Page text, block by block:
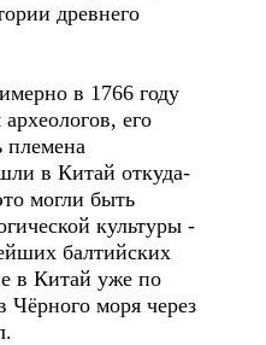
древнего
в 1766 году
его
племена
в Китай откуда-
могли быть
культуры -
балтийских
в Китай уже по
Чёрного моря через